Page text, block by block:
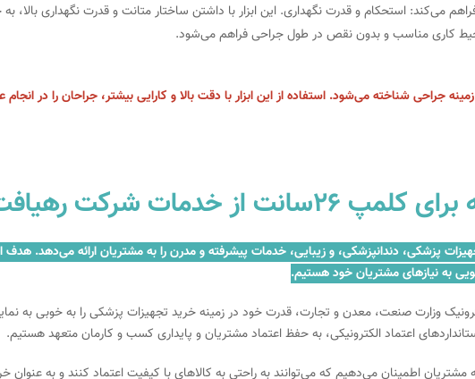
می‌کند: استحکام و قدرت نگهداری. این ابزار با داشتن ساختار متانت و قدرت نگهداری بالا،
محیط کاری مناسب و بدون نقص در طول جراحی فراهم می‌شود.
و کارآمد در زمینه جراحی شناخته می‌شود. استفاده از این ابزار با دقت بالا و کارایی بیشتر، جراحان را
طب بهره مند شوید؟
فروش و تعمیر تجهیزات پزشکی، دندانپزشکی، و زیبایی، خدمات پیشرفته و مدرن را به مشتریان ارائه
به نیازهای مشتریان خود هستیم.
وزارت صنعت، معدن و تجارت، قدرت خود در زمینه خرید تجهیزات پزشکی را به خوبی به
اعتماد الکترونیکی، به حفظ اعتماد مشتریان و پایداری کسب و کارمان متعهد هستیم.